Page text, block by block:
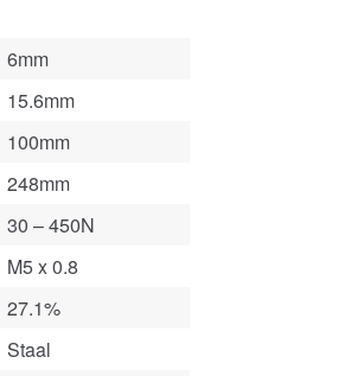
6mm
15.6mm
100mm
248mm
30 – 450N
M5 x 0.8
27.1%
Staal